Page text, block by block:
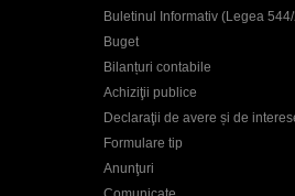
Buletinul Informativ (Legea
Buget
Bilanțuri contabile
Achiziţii publice
Declaraţii de avere și de
Formulare tip
Anunţuri